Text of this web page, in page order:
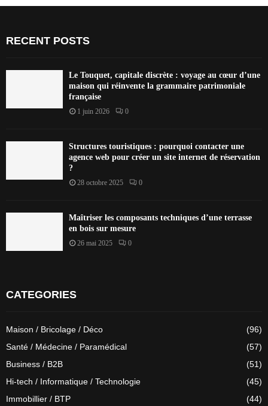
RECENT POSTS
Le Touquet, capitale discrète : voyage au cœur d’une
maison qui réinvente la grammaire patrimoniale
française
1 juin 2026 0
Structures touristiques : pourquoi contacter une
agence web pour créer un site internet de réservation
?
28 octobre 2025 0
Maîtriser les composants techniques d’une terrasse
en bois sur mesure
26 mai 2025 0
CATEGORIES
Maison / Bricolage / Déco
(96)
Santé / Médecine / Paramédical
(57)
Business / B2B
(51)
Hi-tech / Informatique / Technologie
(45)
Immobillier / BTP
(44)